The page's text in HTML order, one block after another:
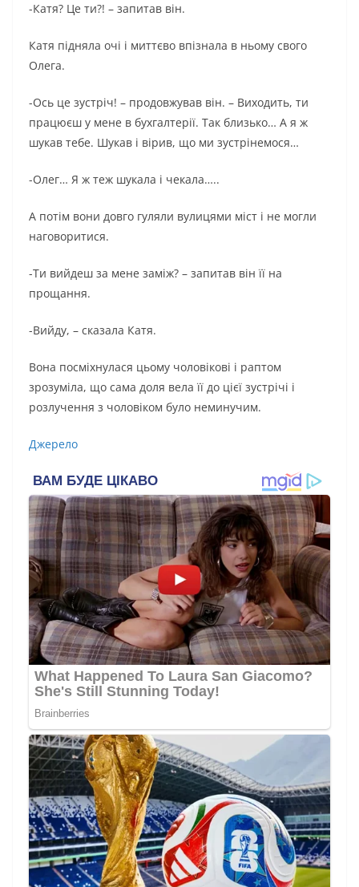
-Катя? Це ти?! – запитав він.
Катя підняла очі і миттєво впізнала в ньому свого
Олега.
-Ось це зустріч! – продовжував він. – Виходить, ти
працюєш у мене в бухгалтерії. Так близько… А я ж
шукав тебе. Шукав і вірив, що ми зустрінемося…
-Олег… Я ж теж шукала і чекала…..
А потім вони довго гуляли вулицями міст і не могли
наговоритися.
-Ти вийдеш за мене заміж? – запитав він її на
прощання.
-Вийду, – сказала Катя.
Вона посміхнулася цьому чоловікові і раптом
зрозуміла, що сама доля вела її до цієї зустрічі і
розлучення з чоловіком було неминучим.
Джерело